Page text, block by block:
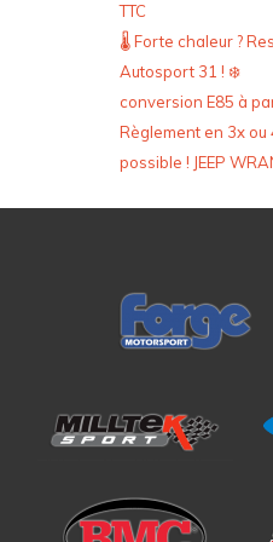
TTC
🌡️ Forte chaleur ?
Autosport 31 ! ❄️
conversion E85 à
Règlement en 3x ou
possible ! JEEP